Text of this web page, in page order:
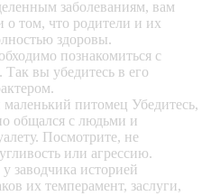
заболеваниям, вам
о том, что родители и их
здоровы.
познакомиться с
вы убедитесь в его
маленький питомец Убедитесь,
общался с людьми и
Посмотрите, не
или агрессию.
заводчика историей
их темперамент, заслуги,